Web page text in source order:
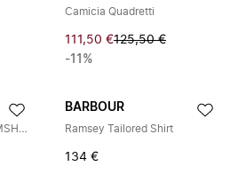
Camicia Quadretti
111,50 €125,50 €
-11%
Overhemd lange mouw MSH5301
BARBOUR
Ramsey Tailored Shirt
134 €